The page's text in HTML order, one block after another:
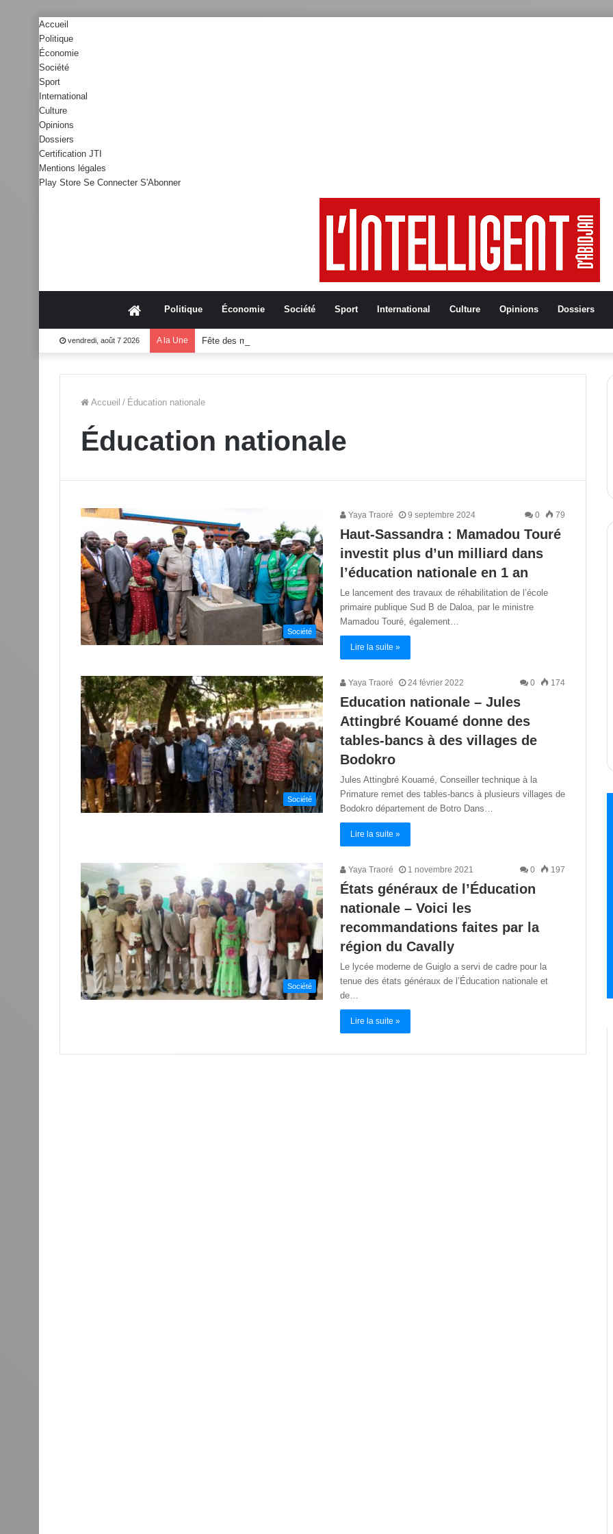
Accueil
Politique
Économie
Société
Sport
International
Culture
Opinions
Dossiers
Certification JTI
Mentions légales
Play Store Se Connecter S'Abonner
AccueilPolitique Économie Société Sport International Culture Opinions Dossiers
vendredi, août 7 2026 A la Une Fête des mères 2026:Moussa Traoré Koudougou rend hommage aux femmes de Morondo
Accueil / Éducation nationale
Éducation nationale
Société
Yaya Traoré 9 septembre 2024 0 79
Haut-Sassandra : Mamadou Touré
investit plus d’un milliard dans
l’éducation nationale en 1 an
Le lancement des travaux de réhabilitation de l’école
primaire publique Sud B de Daloa, par le ministre
Mamadou Touré, également…
Lire la suite »
Société
Yaya Traoré 24 février 2022 0 174
Education nationale – Jules
Attingbré Kouamé donne des
tables-bancs à des villages de
Bodokro
Jules Attingbré Kouamé, Conseiller technique à la
Primature remet des tables-bancs à plusieurs villages de
Bodokro département de Botro Dans…
Lire la suite »
Société
Yaya Traoré 1 novembre 2021 0 197
États généraux de l’Éducation
nationale – Voici les
recommandations faites par la
région du Cavally
Le lycée moderne de Guiglo a servi de cadre pour la
tenue des états généraux de l’Éducation nationale et
de…
Lire la suite »